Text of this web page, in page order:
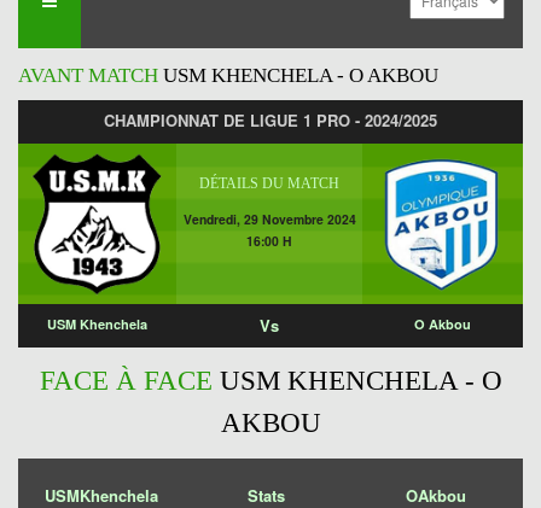
AVANT MATCH USM KHENCHELA - O AKBOU
CHAMPIONNAT DE LIGUE 1 PRO - 2024/2025
DÉTAILS DU MATCH
Vendredi, 29 Novembre 2024
16:00 H
USM Khenchela Vs O Akbou
FACE À FACE USM KHENCHELA - O
AKBOU
USMKhenchela Stats OAkbou